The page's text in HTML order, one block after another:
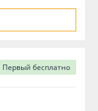
Первый бесплатно